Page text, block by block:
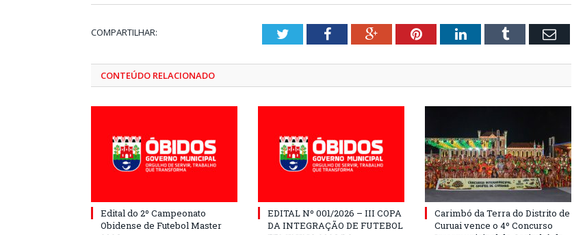
COMPARTILHAR: TwitterFacebookGoogle+PinterestLinkedInTumblr Email
CONTEÚDO RELACIONADO
Edital do 2º Campeonato
Obidense de Futebol Master
EDITAL Nº 001/2026 – III COPA
DA INTEGRAÇÃO DE FUTEBOL
Carimbó da Terra do Distrito de
Curuai vence o 4º Concurso